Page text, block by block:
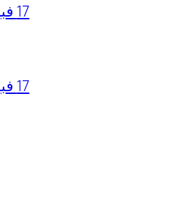
17 فبراير، 2026
17 فبراير، 2026